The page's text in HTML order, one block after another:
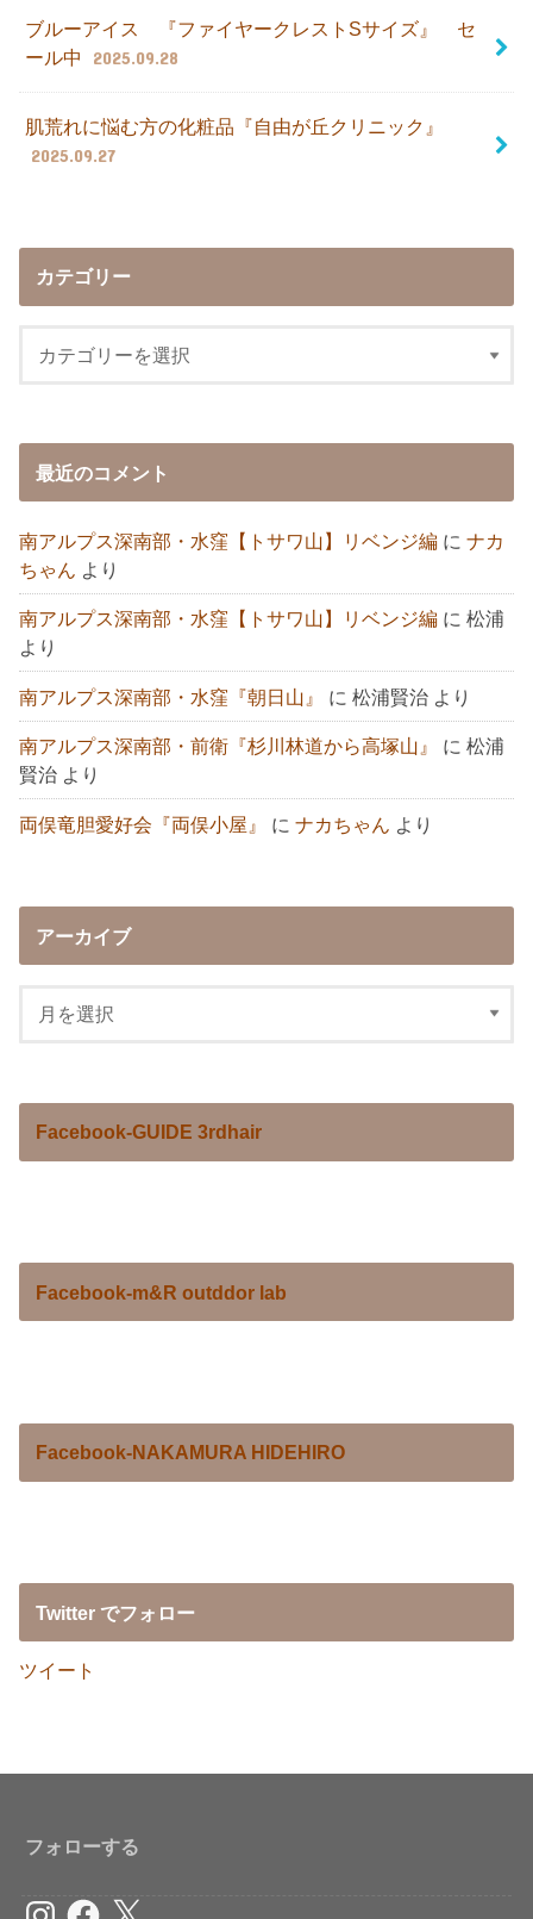
ブルーアイス 『ファイヤークレストSサイズ』 セ
ール中
2025.09.28
肌荒れに悩む方の化粧品『自由が丘クリニック』
2025.09.27
カテゴリー
最近のコメント
南アルプス深南部・水窪【トサワ山】リベンジ編 にナカ
ちゃん より
南アルプス深南部・水窪【トサワ山】リベンジ編 に松浦
より
南アルプス深南部・水窪『朝日山』 に松浦賢治 より
南アルプス深南部・前衛『杉川林道から高塚山』 に松浦
賢治 より
両俣竜胆愛好会『両俣小屋』 にナカちゃん より
アーカイブ
Facebook-GUIDE 3rdhair
Facebook-m&R outddor lab
Facebook-NAKAMURA HIDEHIRO
Twitter でフォロー
ツイート
フォローする
InstagramFacebook
X